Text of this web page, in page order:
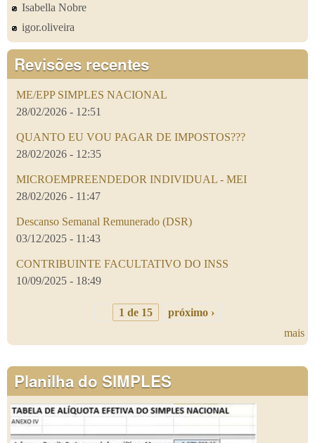
Isabella Nobre
igor.oliveira
Revisões recentes
ME/EPP SIMPLES NACIONAL
28/02/2026 - 12:51
QUANTO EU VOU PAGAR DE IMPOSTOS???
28/02/2026 - 12:35
MICROEMPREENDEDOR INDIVIDUAL - MEI
28/02/2026 - 11:47
Descanso Semanal Remunerado (DSR)
03/12/2025 - 11:43
CONTRIBUINTE FACULTATIVO DO INSS
10/09/2025 - 18:49
1 de 15
próximo ›
mais
Planilha do SIMPLES